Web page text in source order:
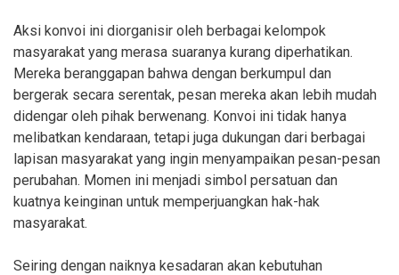
Aksi konvoi ini diorganisir oleh berbagai kelompok
masyarakat yang merasa suaranya kurang diperhatikan.
Mereka beranggapan bahwa dengan berkumpul dan
bergerak secara serentak, pesan mereka akan lebih mudah
didengar oleh pihak berwenang. Konvoi ini tidak hanya
melibatkan kendaraan, tetapi juga dukungan dari berbagai
lapisan masyarakat yang ingin menyampaikan pesan-pesan
perubahan. Momen ini menjadi simbol persatuan dan
kuatnya keinginan untuk memperjuangkan hak-hak
masyarakat.
Seiring dengan naiknya kesadaran akan kebutuhan